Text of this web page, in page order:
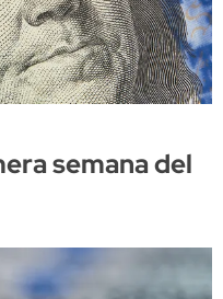
semana del